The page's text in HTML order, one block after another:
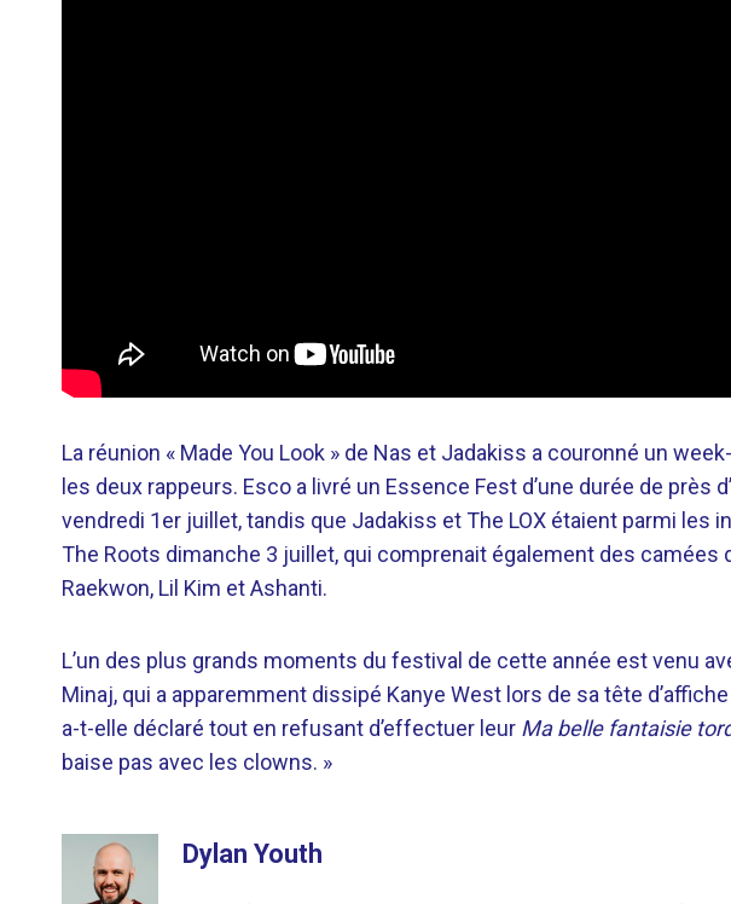
La réunion « Made You Look » de Nas et Jadakiss a couronné un
les deux rappeurs. Esco a livré un Essence Fest d’une durée de près
vendredi 1er juillet, tandis que Jadakiss et The LOX étaient parmi les
The Roots dimanche 3 juillet, qui comprenait également des camées
Raekwon, Lil Kim et Ashanti.
L’un des plus grands moments du festival de cette année est venu
Minaj, qui a apparemment dissipé Kanye West lors de sa tête
a-t-elle déclaré tout en refusant d’effectuer leur Ma belle fantaisie
baise pas avec les clowns. »
Dylan Youth